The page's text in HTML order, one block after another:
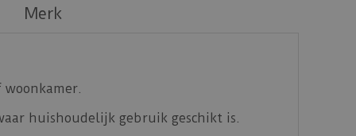
Merk
huishoudelijk gebruik geschikt is.